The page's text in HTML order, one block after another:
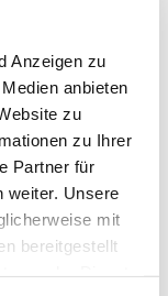
Anzeigen zu
anbieten
zu
zu Ihrer
Partner für
weiter. Unsere
mit
bereitgestellt
Dierks
Soziale Arbeit